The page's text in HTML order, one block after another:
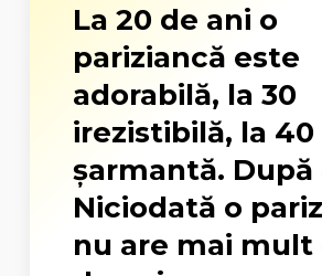
La 20 de ani o
pariziancă este
adorabilă, la 30
irezistibilă, la 40
şarmantă. După
Niciodată o
nu are mai mult